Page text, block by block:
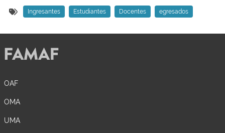
Ingresantes Estudiantes Docentes egresados
OAF
OMA
UMA